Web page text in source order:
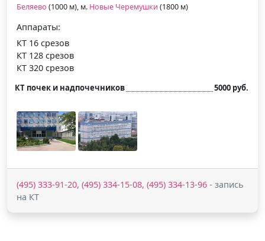
Беляево (1000 м), м. Новые Черемушки (1800 м)
Аппараты:
КТ 16 срезов
КТ 128 срезов
КТ 320 срезов
КТ почек и надпочечников 5000 руб.
(495) 333-91-20, (495) 334-15-08, (495) 334-13-96 - запись
на КТ